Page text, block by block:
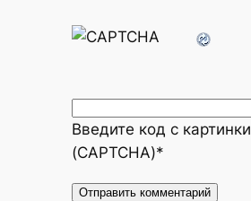
Введите код с картинки
(CAPTCHA)*